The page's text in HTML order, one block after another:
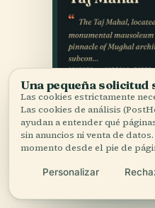
Una pequeña solicitud
Las cookies estrictamente
Las cookies de análisis
ayudan a entender qué
sin anuncios ni venta de
momento desde el pie de
Personalizar